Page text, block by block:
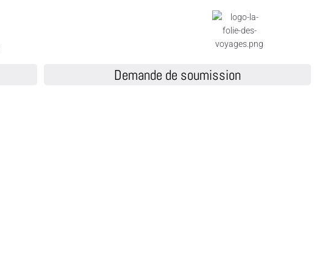
Demande de soumission